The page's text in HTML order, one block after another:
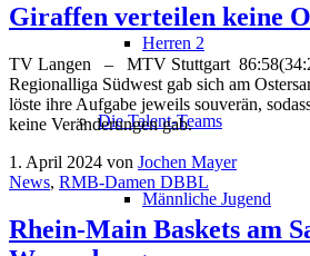
Herren 2
Die Talent-Teams
Männliche Jugend
Giraffen verteilen keine
TV Langen – MTV Stuttgart
Regionalliga Südwest gab sich am
löste ihre Aufgabe jeweils souverän,
keine Veränderungen gab.
1. April 2024 von Jochen Mayer
News, RMB-Damen DBBL
Rhein-Main Baskets am